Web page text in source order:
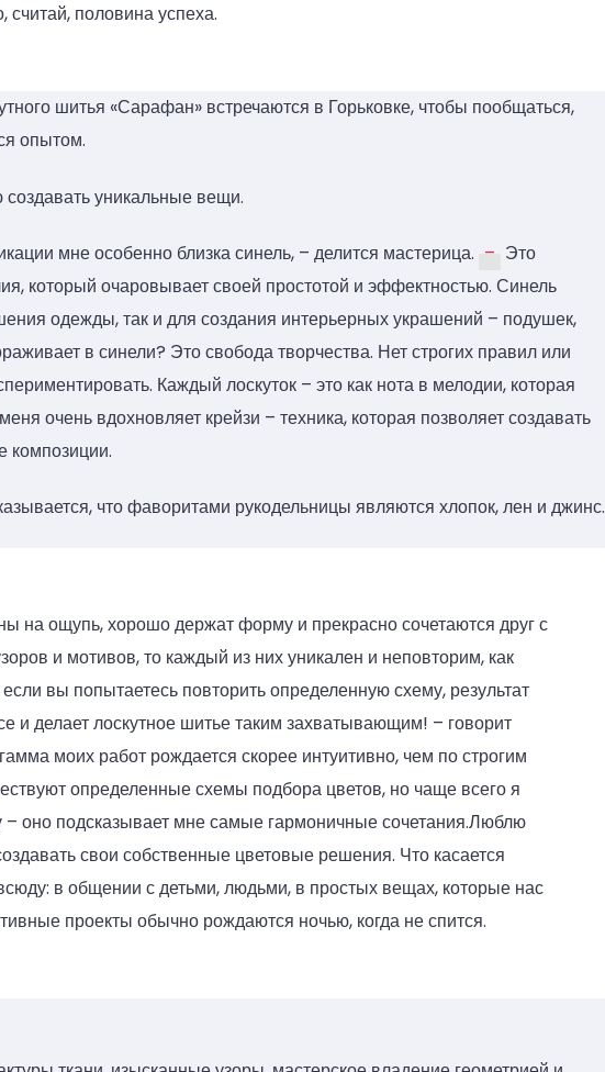
считай, половина успеха.
шитья «Сарафан» встречаются в Горьковке, чтобы пообщаться,
опытом.
уникальные вещи.
мне особенно близка синель, – делится мастерица. – Это
который очаровывает своей простотой и эффектностью. Синель
одежды, так и для создания интерьерных украшений – подушек,
в синели? Это свобода творчества. Нет строгих правил или
Каждый лоскуток – это как нота в мелодии, которая
очень вдохновляет крейзи – техника, которая позволяет создавать
композиции.
что фаворитами рукодельницы являются хлопок, лен и джинс.
на ощупь, хорошо держат форму и прекрасно сочетаются друг с
и мотивов, то каждый из них уникален и неповторим, как
вы попытаетесь повторить определенную схему, результат
и делает лоскутное шитье таким захватывающим! – говорит
моих работ рождается скорее интуитивно, чем по строгим
определенные схемы подбора цветов, но чаще всего я
оно подсказывает мне самые гармоничные сочетания.Люблю
свои собственные цветовые решения. Что касается
в общении с детьми, людьми, в простых вещах, которые нас
проекты обычно рождаются ночью, когда не спится.